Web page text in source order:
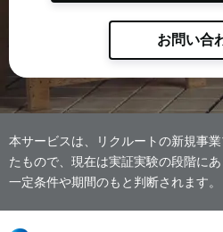
お問い合
本サービスは、リクルートの新規事
たもので、現在は実証実験の段階に
一定条件や期間のもと判断されます。